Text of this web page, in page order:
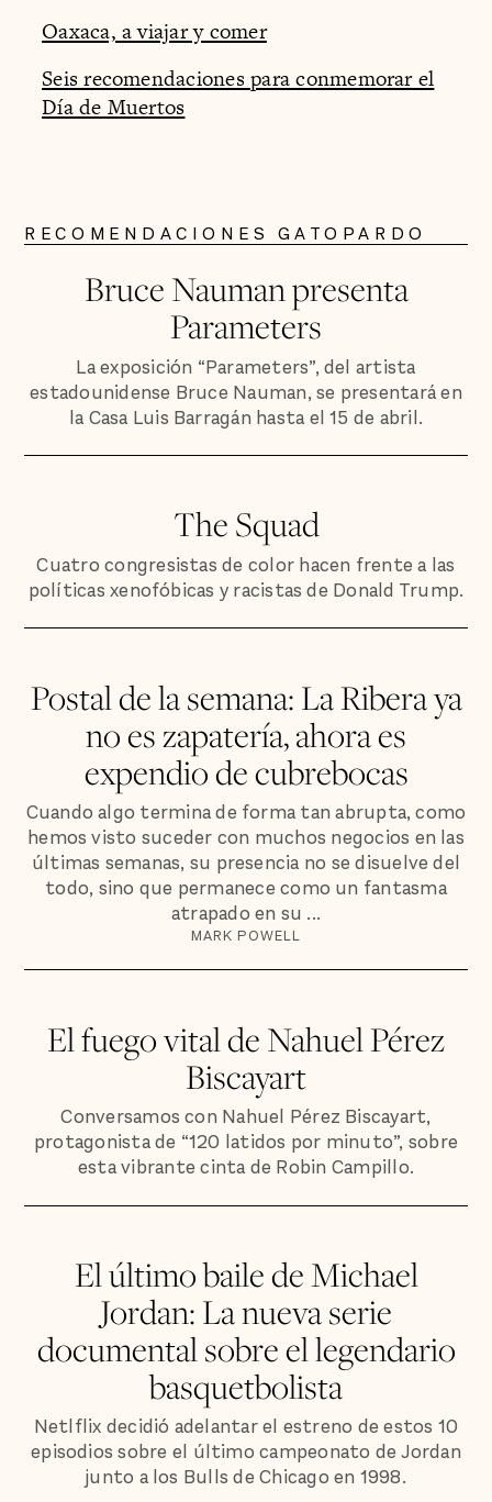
Oaxaca, a viajar y comer
Seis recomendaciones para conmemorar el
Día de Muertos
RECOMENDACIONES GATOPARDO
Bruce Nauman presenta
Parameters
La exposición “Parameters”, del artista
estadounidense Bruce Nauman, se presentará en
la Casa Luis Barragán hasta el 15 de abril.
The Squad
Cuatro congresistas de color hacen frente a las
políticas xenofóbicas y racistas de Donald Trump.
Postal de la semana: La Ribera ya
no es zapatería, ahora es
expendio de cubrebocas
Cuando algo termina de forma tan abrupta, como
hemos visto suceder con muchos negocios en las
últimas semanas, su presencia no se disuelve del
todo, sino que permanece como un fantasma
atrapado en su ...
MARK POWELL
El fuego vital de Nahuel Pérez
Biscayart
Conversamos con Nahuel Pérez Biscayart,
protagonista de “120 latidos por minuto”, sobre
esta vibrante cinta de Robin Campillo.
El último baile de Michael
Jordan: La nueva serie
documental sobre el legendario
basquetbolista
Netlflix decidió adelantar el estreno de estos 10
episodios sobre el último campeonato de Jordan
junto a los Bulls de Chicago en 1998.